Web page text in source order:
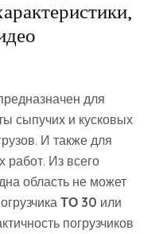
предназначен для
сыпучих и кусковых
И также для
работ. Из всего
область не может
ТО 30 или
погрузчиков